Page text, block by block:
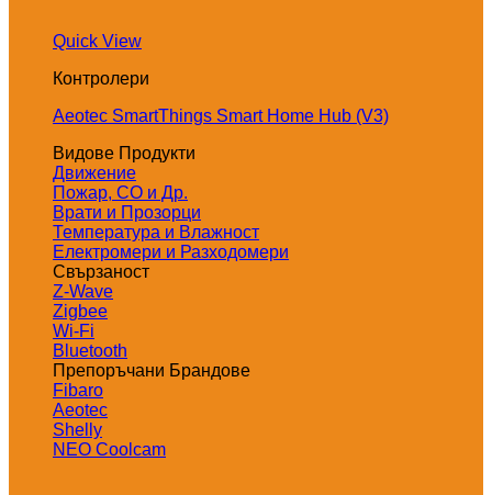
Quick View
Контролери
Aeotec SmartThings Smart Home Hub (V3)
Видове Продукти
Движение
Пожар, СО и Др.
Врати и Прозорци
Температура и Влажност
Електромери и Разходомери
Свързаност
Z-Wave
Zigbee
Wi-Fi
Bluetooth
Препоръчани Брандове
Fibaro
Aeotec
Shelly
NEO Coolcam